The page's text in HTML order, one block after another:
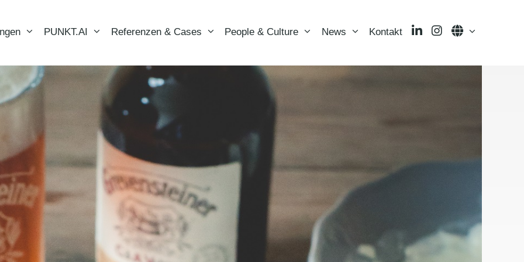
PUNKT.AI Referenzen & Cases People & Culture News Kontakt LinkedInInstagramLanguage